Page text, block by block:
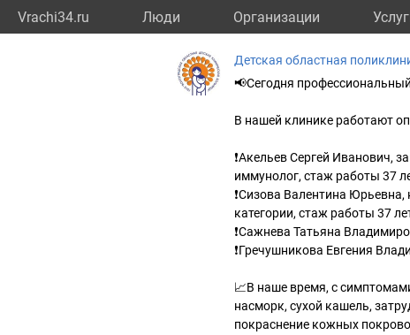
Vrachi34.ru Люди Организации
Детская областная
📢Сегодня
В нашей клинике работают
❗Акельев Сергей Иванович,
иммунолог, стаж работы 37
❗Сизова Валентина
категории, стаж работы 37
❗Сажнева Татьяна
❗Гречушникова Евгения
📈В наше время, с
насморк, сухой кашель,
покраснение кожных